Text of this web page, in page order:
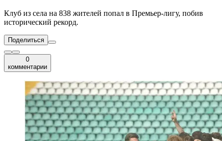
Клуб из села на 838 жителей попал в Премьер-лигу, побив
исторический рекорд.
Поделиться
0
комментарии